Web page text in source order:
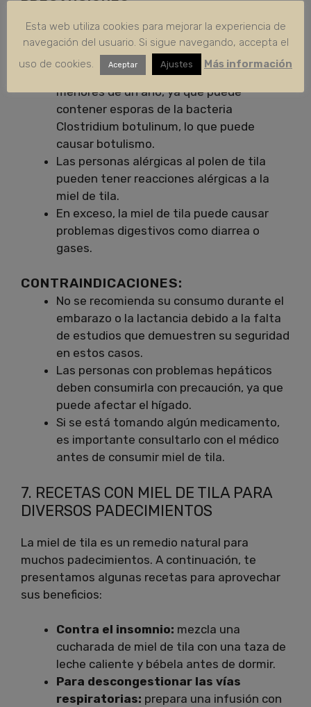
PRECAUCIONES:
No debe ser consumida por personas
diabéticas, ya que puede afectar el nivel
de glucosa en la sangre.
Se recomienda no dar miel de tila a niños
menores de un año, ya que puede
contener esporas de la bacteria
Clostridium botulinum, lo que puede
causar botulismo.
Las personas alérgicas al polen de tila
pueden tener reacciones alérgicas a la
miel de tila.
En exceso, la miel de tila puede causar
problemas digestivos como diarrea o
gases.
CONTRAINDICACIONES:
No se recomienda su consumo durante el
embarazo o la lactancia debido a la falta
de estudios que demuestren su seguridad
en estos casos.
Las personas con problemas hepáticos
deben consumirla con precaución, ya que
puede afectar el hígado.
Si se está tomando algún medicamento,
es importante consultarlo con el médico
antes de consumir miel de tila.
7. RECETAS CON MIEL DE TILA PARA
DIVERSOS PADECIMIENTOS
La miel de tila es un remedio natural para
muchos padecimientos. A continuación, te
presentamos algunas recetas para aprovechar
sus beneficios:
Contra el insomnio: mezcla una
cucharada de miel de tila con una taza de
leche caliente y bébela antes de dormir.
Para descongestionar las vías
respiratorias: prepara una infusión con
Esta web utiliza cookies para mejorar la experiencia de
navegación del usuario. Si sigue navegando, accepta el
uso de cookies.
Aceptar Ajustes Más información